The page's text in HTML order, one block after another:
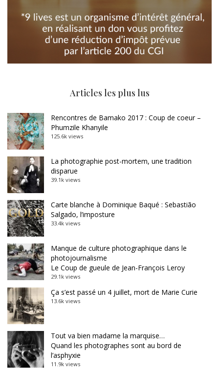
Articles les plus lus
Rencontres de Bamako 2017 : Coup de coeur –
Phumzile Khanyile
125.6k views
La photographie post-mortem, une tradition
disparue
39.1k views
Carte blanche à Dominique Baqué : Sebastião
Salgado, l’imposture
33.4k views
Manque de culture photographique dans le
photojournalisme
Le Coup de gueule de Jean-François Leroy
29.1k views
Ça s’est passé un 4 juillet, mort de Marie Curie
13.6k views
Tout va bien madame la marquise…
Quand les photographes sont au bord de
l’asphyxie
11.9k views